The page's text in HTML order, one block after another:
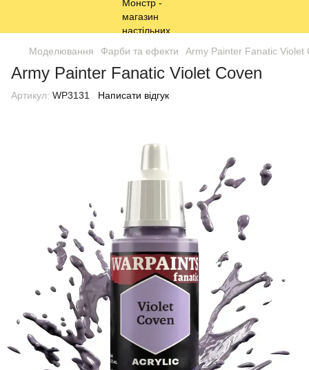
Моделювання Фарби та ефекти Army Painter Fanatic Violet
Army Painter Fanatic Violet Coven
Артикул: WP3131 Написати відгук